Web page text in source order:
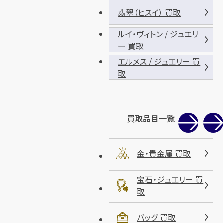
翡翠（ヒスイ） 買取
ルイ・ヴィトン / ジュエリ
ー 買取
エルメス / ジュエリー 買
取
買取品目一覧
金・貴金属 買取
宝石・ジュエリー 買
取
バッグ 買取